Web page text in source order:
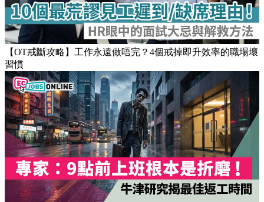
Popular Articles
【OT戒斷攻略】工作永遠做唔完？4個戒掉即升效率的職場壞
習慣